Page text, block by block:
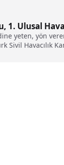
Ulusal
yeten, yön
Sivil Havacılık